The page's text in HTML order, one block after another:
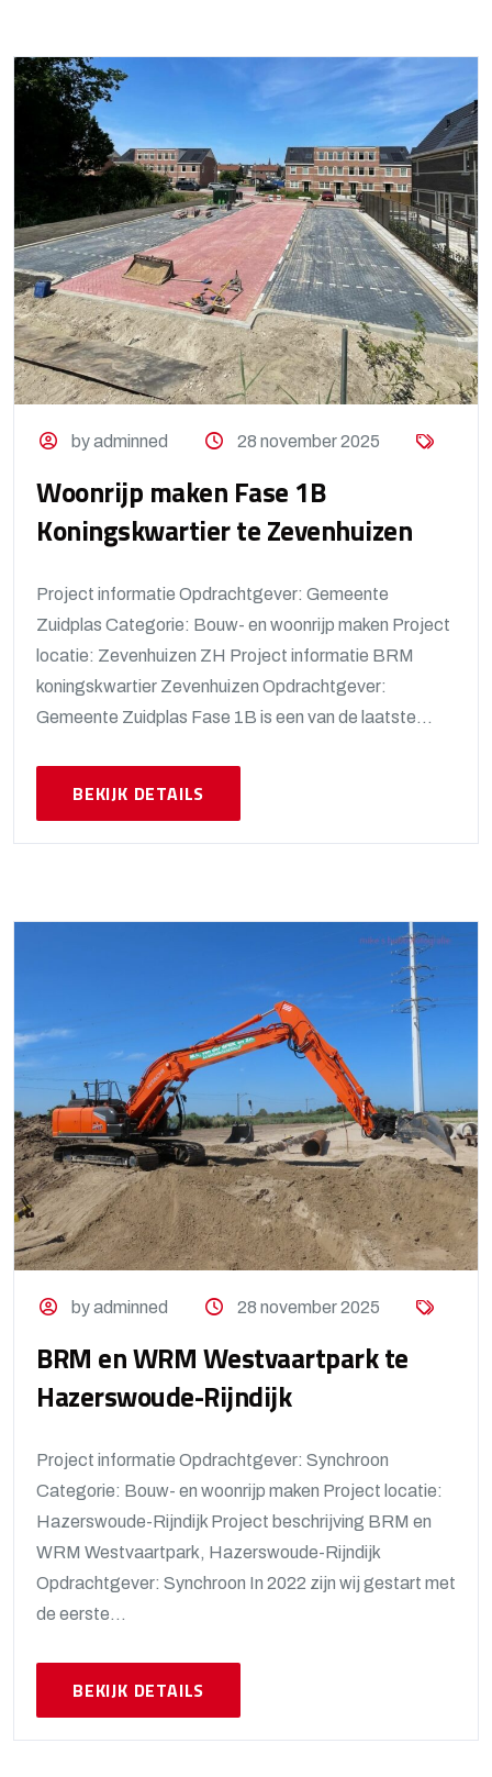
by adminned 28 november 2025
Woonrijp maken Fase 1B
Koningskwartier te Zevenhuizen
Project informatie Opdrachtgever: Gemeente
Zuidplas Categorie: Bouw- en woonrijp maken Project
locatie: Zevenhuizen ZH Project informatie BRM
koningskwartier Zevenhuizen Opdrachtgever:
Gemeente Zuidplas Fase 1B is een van de laatste...
BEKIJK DETAILS
by adminned 28 november 2025
BRM en WRM Westvaartpark te
Hazerswoude-Rijndijk
Project informatie Opdrachtgever: Synchroon
Categorie: Bouw- en woonrijp maken Project locatie:
Hazerswoude-Rijndijk Project beschrijving BRM en
WRM Westvaartpark, Hazerswoude-Rijndijk
Opdrachtgever: Synchroon In 2022 zijn wij gestart met
de eerste...
BEKIJK DETAILS